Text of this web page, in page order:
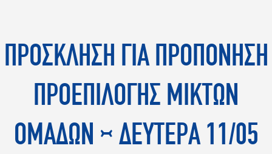
ΠΡΟΣΚΛΗΣΗ ΓΙΑ ΠΡΟΠΟΝΗΣΗ
ΠΡΟΕΠΙΛΟΓΗΣ ΜΙΚΤΩΝ
ΟΜΑΔΩΝ – ΔΕΥΤΕΡΑ 11/05